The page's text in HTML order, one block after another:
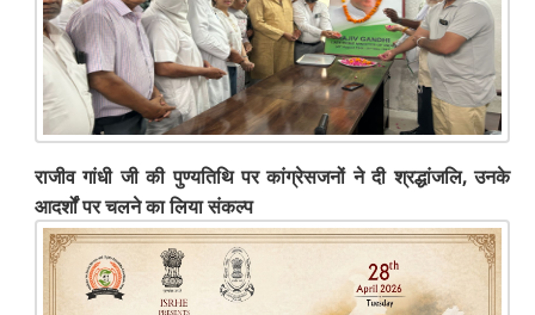
राजीव गांधी जी की पुण्यतिथि पर कांग्रेसजनों ने दी श्रद्धांजलि, उनके
आदर्शों पर चलने का लिया संकल्प